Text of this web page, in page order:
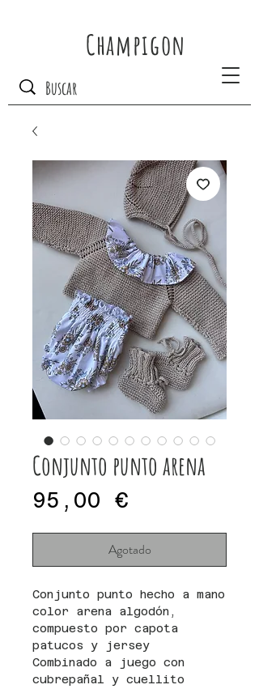
Champigon
Conjunto punto arena
95,00 €
Agotado
Conjunto punto hecho a mano
color arena algodón,
compuesto por capota
patucos y jersey
Combinado a juego con
cubrepañal y cuellito